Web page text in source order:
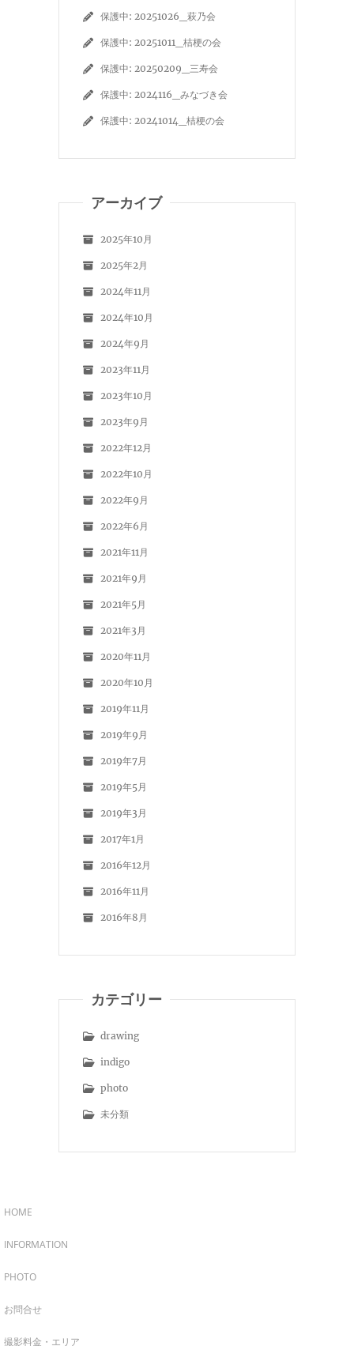
保護中: 20251026_萩乃会
保護中: 20251011_桔梗の会
保護中: 20250209_三寿会
保護中: 2024116_みなづき会
保護中: 20241014_桔梗の会
アーカイブ
2025年10月
2025年2月
2024年11月
2024年10月
2024年9月
2023年11月
2023年10月
2023年9月
2022年12月
2022年10月
2022年9月
2022年6月
2021年11月
2021年9月
2021年5月
2021年3月
2020年11月
2020年10月
2019年11月
2019年9月
2019年7月
2019年5月
2019年3月
2017年1月
2016年12月
2016年11月
2016年8月
カテゴリー
drawing
indigo
photo
未分類
HOME
INFORMATION
PHOTO
お問合せ
撮影料金・エリア